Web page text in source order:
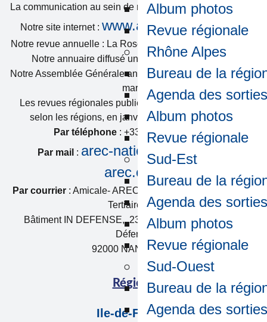
Album photos
Revue régionale
Rhône Alpes
Bureau de la
Agenda des
Album photos
Revue régionale
Sud-Est
Bureau de la
Agenda des
Album photos
Revue régionale
Sud-Ouest
Bureau de la
Agenda des
La communication au sein de notre association se fait par :
Notre site internet : www.amicale-arec.com
Notre revue annuelle : La Rose des Vents parution en juin.
Notre annuaire diffusé une fois par an en janvier.
Notre Assemblée Générale annuelle le deuxième mardi de
mars.
Les revues régionales publiées une à deux fois par an
selon les régions, en janvier, ou en janvier et juin.
Par téléphone: +33 (0) 1 55 94 13 02
Par mail : arec-national@amicale-
arec.com
Par courrier: Amicale- AREC c/o VINCI Energies France
Tertiaire IDF
Bâtiment IN DEFENSE, 2313-2323 boulevard de la
Défense
92000 NANTERRE
Régions
Ile-de-France